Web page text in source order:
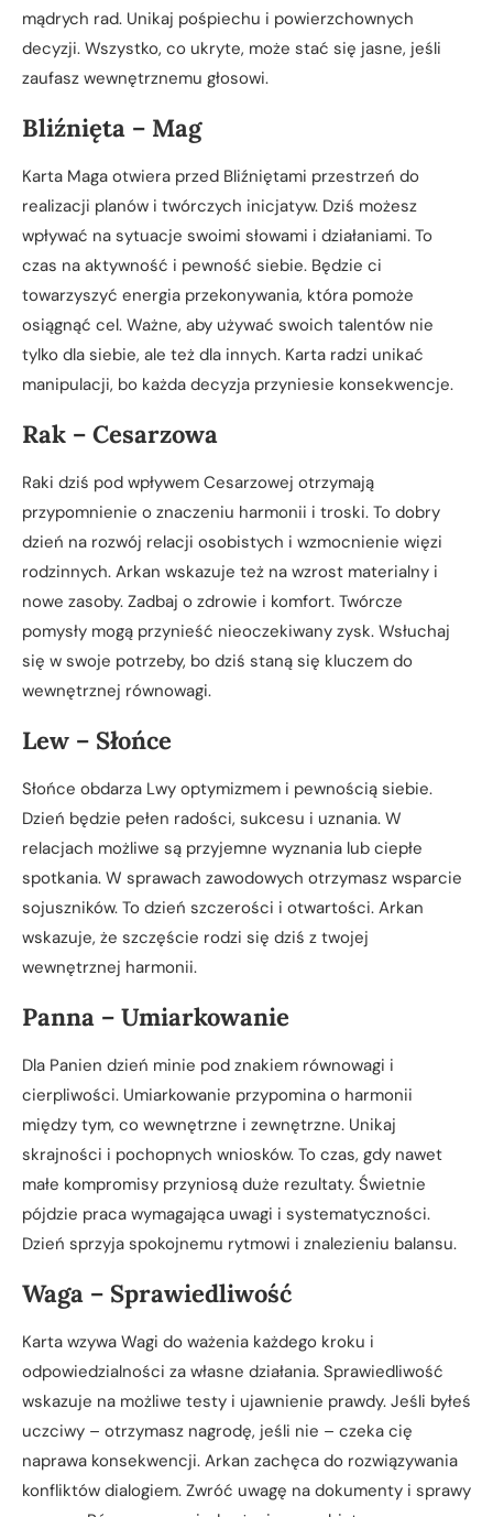
mądrych rad. Unikaj pośpiechu i powierzchownych
decyzji. Wszystko, co ukryte, może stać się jasne, jeśli
zaufasz wewnętrznemu głosowi.
Bliźnięta – Mag
Karta Maga otwiera przed Bliźniętami przestrzeń do
realizacji planów i twórczych inicjatyw. Dziś możesz
wpływać na sytuacje swoimi słowami i działaniami. To
czas na aktywność i pewność siebie. Będzie ci
towarzyszyć energia przekonywania, która pomoże
osiągnąć cel. Ważne, aby używać swoich talentów nie
tylko dla siebie, ale też dla innych. Karta radzi unikać
manipulacji, bo każda decyzja przyniesie konsekwencje.
Rak – Cesarzowa
Raki dziś pod wpływem Cesarzowej otrzymają
przypomnienie o znaczeniu harmonii i troski. To dobry
dzień na rozwój relacji osobistych i wzmocnienie więzi
rodzinnych. Arkan wskazuje też na wzrost materialny i
nowe zasoby. Zadbaj o zdrowie i komfort. Twórcze
pomysły mogą przynieść nieoczekiwany zysk. Wsłuchaj
się w swoje potrzeby, bo dziś staną się kluczem do
wewnętrznej równowagi.
Lew – Słońce
Słońce obdarza Lwy optymizmem i pewnością siebie.
Dzień będzie pełen radości, sukcesu i uznania. W
relacjach możliwe są przyjemne wyznania lub ciepłe
spotkania. W sprawach zawodowych otrzymasz wsparcie
sojuszników. To dzień szczerości i otwartości. Arkan
wskazuje, że szczęście rodzi się dziś z twojej
wewnętrznej harmonii.
Panna – Umiarkowanie
Dla Panien dzień minie pod znakiem równowagi i
cierpliwości. Umiarkowanie przypomina o harmonii
między tym, co wewnętrzne i zewnętrzne. Unikaj
skrajności i pochopnych wniosków. To czas, gdy nawet
małe kompromisy przyniosą duże rezultaty. Świetnie
pójdzie praca wymagająca uwagi i systematyczności.
Dzień sprzyja spokojnemu rytmowi i znalezieniu balansu.
Waga – Sprawiedliwość
Karta wzywa Wagi do ważenia każdego kroku i
odpowiedzialności za własne działania. Sprawiedliwość
wskazuje na możliwe testy i ujawnienie prawdy. Jeśli byłeś
uczciwy – otrzymasz nagrodę, jeśli nie – czeka cię
naprawa konsekwencji. Arkan zachęca do rozwiązywania
konfliktów dialogiem. Zwróć uwagę na dokumenty i sprawy